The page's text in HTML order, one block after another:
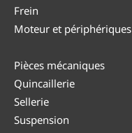
Frein
Moteur et périphériques
Pièces mécaniques
Quincaillerie
Sellerie
Suspension